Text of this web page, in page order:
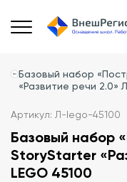
Базовый набор
«Развитие речи 2.0»
Артикул: Л-lego-45100
Базовый набор
StoryStarter
LEGO 45100